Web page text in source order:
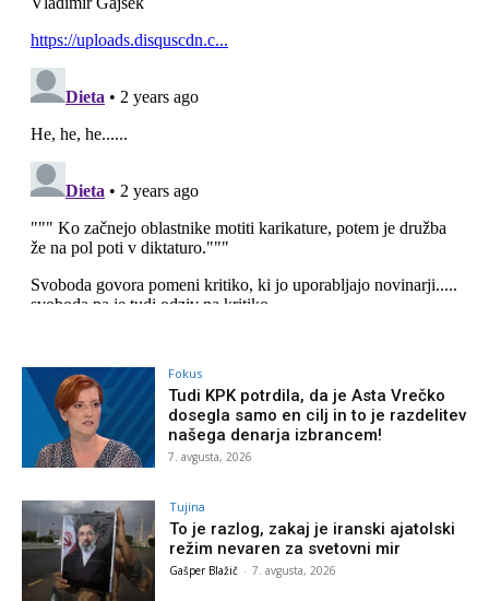
Fokus
Tudi KPK potrdila, da je Asta Vrečko
dosegla samo en cilj in to je razdelitev
našega denarja izbrancem!
7. avgusta, 2026
Tujina
To je razlog, zakaj je iranski ajatolski
režim nevaren za svetovni mir
Gašper Blažič - 7. avgusta, 2026